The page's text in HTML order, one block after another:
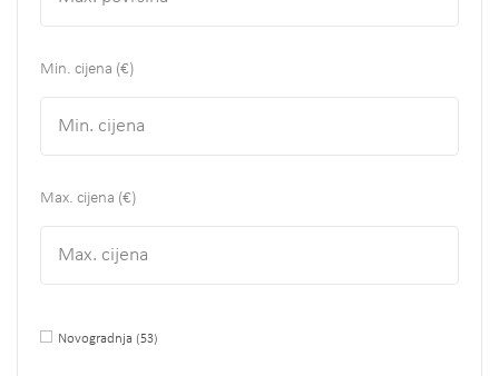
Min. cijena (€)
Max. cijena (€)
Novogradnja (53)